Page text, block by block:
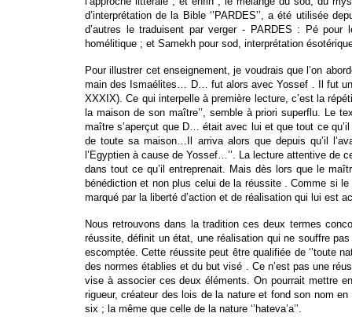
d’interprétation de la Bible ‘’PARDES’’, a été utilisée
d’autres le traduisent par verger - PARDES : Pé
homélitique ; et Samekh pour sod, interprétation
Pour illustrer cet enseignement, je voudrais que l’on
main des Ismaélites… D… fut alors avec Yossef . Il fut un
XXXIX). Ce qui interpelle à première lecture, c’est la
la maison de son maître’’, semble à priori superflu. Le
maître s’aperçut que D… était avec lui et que tout ce
de toute sa maison…Il arriva alors que depuis qu’il
l’Egyptien à cause de Yossef…’’. La lecture attentive de
dans tout ce qu’il entreprenait. Mais dès lors que le
bénédiction et non plus celui de la réussite . Comme si
marqué par la liberté d’action et de réalisation qui lui est
Nous retrouvons dans la tradition ces deux termes
réussite, définit un état, une réalisation qui ne souffre
escomptée. Cette réussite peut être qualifiée de ‘’toute
des normes établies et du but visé . Ce n’est pas une
vise à associer ces deux éléments. On pourrait mettre
rigueur, créateur des lois de la nature et fond son nom en
six ; la même que celle de la nature ‘’hateva’a’’.